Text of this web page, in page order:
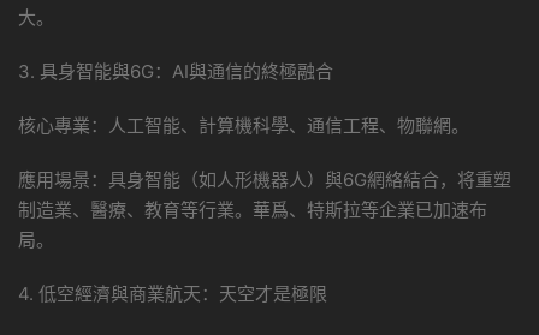
大。
3. 具身智能與6G：AI與通信的終極融合
核心專業：人工智能、計算機科學、通信工程、物聯網。
應用場景：具身智能（如人形機器人）與6G網絡結合，将重塑
制造業、醫療、教育等行業。華爲、特斯拉等企業已加速布
局。
4. 低空經濟與商業航天：天空才是極限